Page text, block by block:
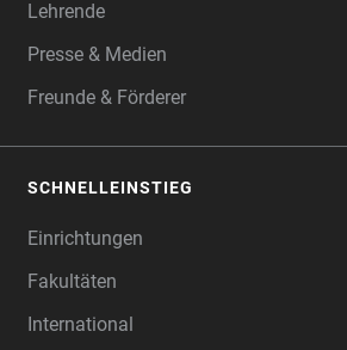
Lehrende
Presse & Medien
Freunde & Förderer
SCHNELLEINSTIEG
Einrichtungen
Fakultäten
International